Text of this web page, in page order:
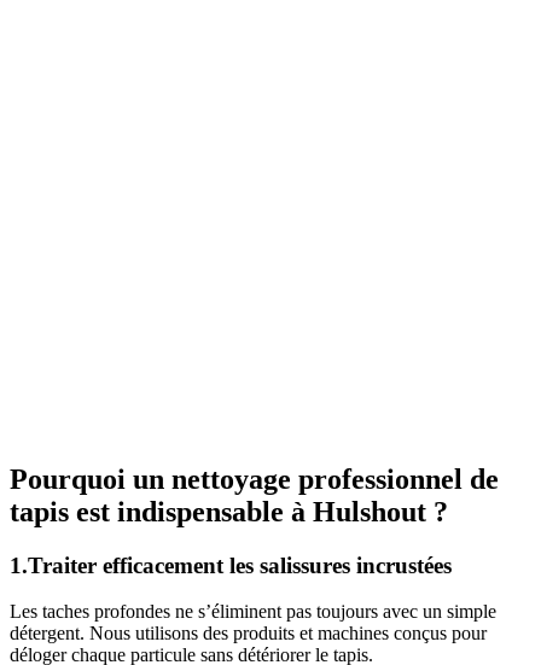
Pourquoi un nettoyage professionnel de
tapis est indispensable à Hulshout ?
1.Traiter efficacement les salissures incrustées
Les taches profondes ne s’éliminent pas toujours avec un simple
détergent. Nous utilisons des produits et machines conçus pour
déloger chaque particule sans détériorer le tapis.